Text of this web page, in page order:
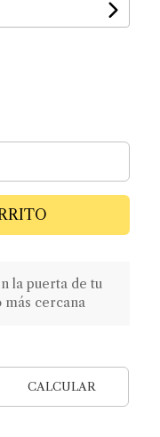
la puerta de tu
más cercana
CALCULAR